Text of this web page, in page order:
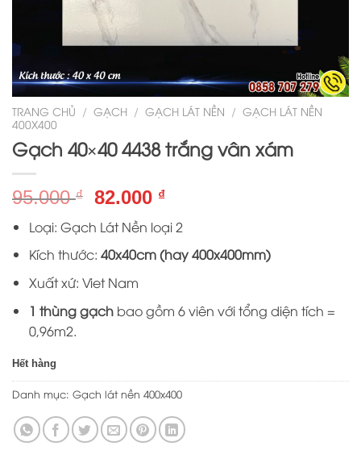
TRANG CHỦ / GẠCH / GẠCH LÁT NỀN / GẠCH LÁT NỀN
400X400
Gạch 40×40 4438 trắng vân xám
95.000₫
Giá
là:
95.000 ₫.
82.000 ₫Giá
tại
là:
Loại: Gạch Lát Nền loại 2
Kích thước: 40x40cm (hay 400x400mm)
Xuất xứ: Viet Nam
1 thùng gạch bao gồm 6 viên với tổng diện tích =
0,96m2.
Hết hàng
Danh mục: Gạch lát nền 400x400